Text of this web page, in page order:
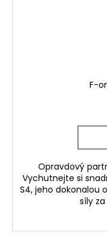
F-
Opravdový
Vychutnejte si
S4, jeho dokonalou
síly